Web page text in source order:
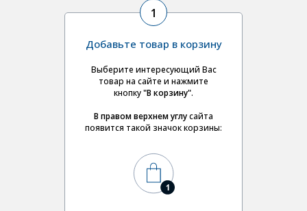
Добавьте товар в корзину
Выберите интересующий Вас
товар на сайте и нажмите
кнопку"В корзину".
В правом верхнем углусайта
появится такой значок корзины:
1